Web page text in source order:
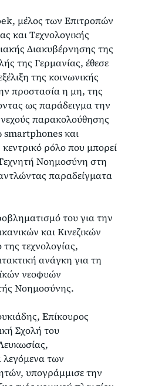
μέλος των Επιτροπών
και Τεχνολογικής
Διακυβέρνησης της
της Γερμανίας, έθεσε
της κοινωνικής
προστασία η μη, της
ως παράδειγμα την
παρακολούθησης
και
ρόλο που μπορεί
Νοημοσύνη στη
παραδείγματα
του για την
και Κινεζικών
τεχνολογίας,
ανάγκη για τη
νεοφυών
Νοημοσύνης.
Επίκουρος
Σχολή του
των
υπογράμμισε την